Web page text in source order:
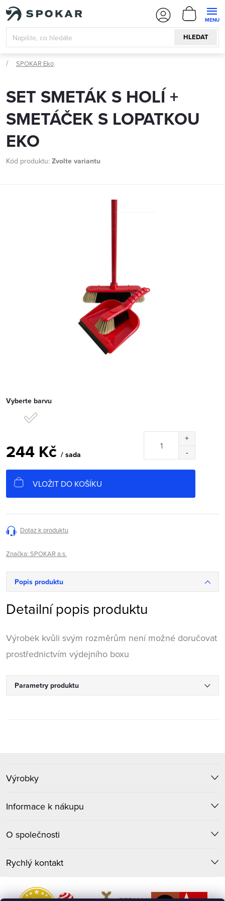
Přejít
obsah
HLEDAT
KOŠÍK
SPOKAR Eko
SET SMETÁK S HOLÍ +
SMETÁČEK S LOPATKOU
EKO
Kód produktu: Zvolte variantu
Vyberte barvu
244 Kč / sada
cena:
VLOŽIT DO KOŠÍKU
Dotaz k produktu
Značka: SPOKAR a.s.
Popis produktu
Detailní popis produktu
Výrobek kvůli svým rozměrům není možné doručovat
prostřednictvím výdejního boxu
Parametry produktu
á
p
a
Výrobky
Informace k nákupu
O společnosti
Rychlý kontakt